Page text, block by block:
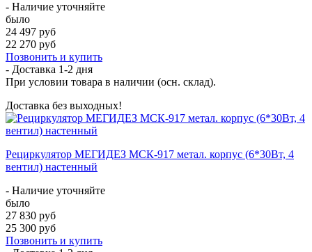
- Наличие уточняйте
было
24 497 руб
22 270 руб
Позвонить и купить
- Доставка 1-2 дня
При условии товара в наличии (осн. склад).
Доставка без выходных!
Рециркулятор МЕГИДЕЗ МСК-917 метал. корпус (6*30Вт, 4
вентил) настенный
- Наличие уточняйте
было
27 830 руб
25 300 руб
Позвонить и купить